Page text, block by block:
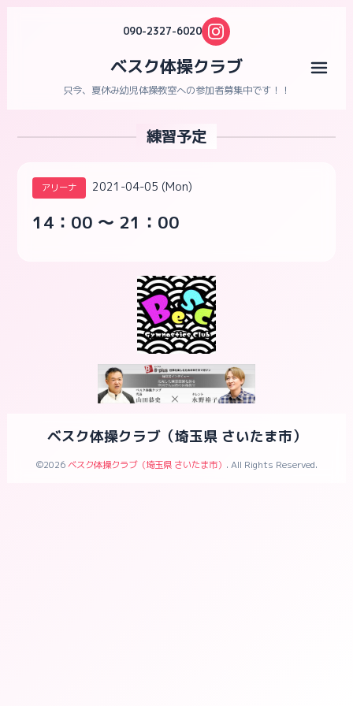
090-2327-6020
ベスク体操クラブ
只今、夏休み幼児体操教室への参加者募集中です！！
練習予定
アリーナ 2021-04-05 (Mon)
14：00 ～ 21：00
ベスク体操クラブ（埼玉県 さいたま市）
©2026ベスク体操クラブ（埼玉県 さいたま市） . All Rights Reserved.